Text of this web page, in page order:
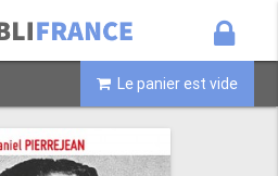
Le panier est vide